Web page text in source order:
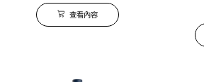
查看內容